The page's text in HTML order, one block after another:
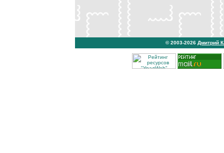
© 2003-2026 Дмитрий